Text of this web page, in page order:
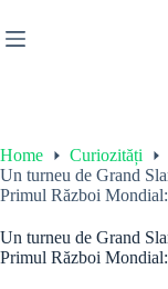
to
content
Home
Curiozități
Un turneu de Grand
Primul Război
Un turneu de Grand
Primul Război